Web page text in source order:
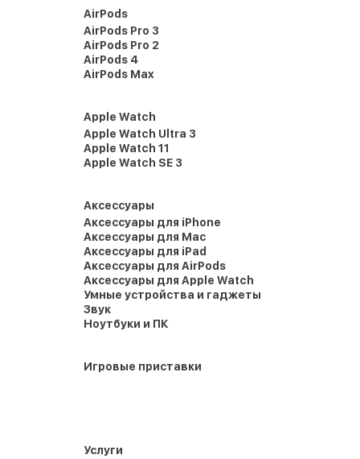
AirPods
AirPods Pro 3
AirPods Pro 2
AirPods 4
AirPods Max
Apple Watch
Apple Watch Ultra 3
Apple Watch 11
Apple Watch SE 3
Аксессуары
Аксессуары для iPhone
Аксессуары для Mac
Аксессуары для iPad
Аксессуары для AirPods
Аксессуары для Apple Watch
Умные устройства и гаджеты
Звук
Ноутбуки и ПК
Игровые приставки
Услуги